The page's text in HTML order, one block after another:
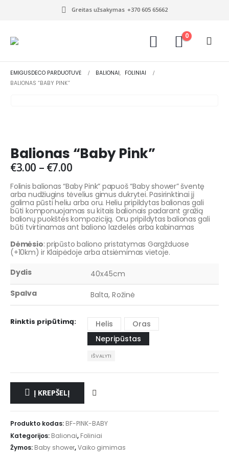
Greitas užsakymas +370 605 65662
0
EMIGUSDECO PARDUOTUVĖ BALIONAI, FOLINIAI
BALIONAS “BABY PINK”
Balionas “Baby Pink”
€3.00 – €7.00
Folinis balionas “Baby Pink” papuoš “Baby shower” šventę
arba nudžiugins tėvelius gimus dukrytei. Pasirinktinai jį
galima pūsti heliu arba oru. Heliu pripildytas balionas gali
būti komponuojamas su kitais balionais padarant gražią
balionų puokštės kompoziciją. Oru pripildytas balionas gali
būti tvirtinamas ant baliono lazdelės arba kabinamas
Dėmėsio: pripūsto baliono pristatymas Gargžduose
(+10km) ir Klaipėdoje arba atsiėmimas vietoje.
Dydis
40x45cm
Spalva
Balta, Rožinė
Rinktis pripūtimą Helis
Oras
Nepripūstas
IŠVALYTI
Į KREPŠELĮ
Produkto kodas: BF-PINK-BABY
Kategorijos: Balionai, Foliniai
Žymos: Baby shower,Vaiko gimimas